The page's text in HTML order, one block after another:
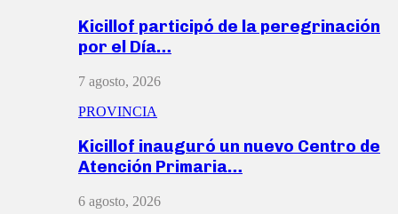
Kicillof participó de la peregrinación
por el Día…
7 agosto, 2026
PROVINCIA
Kicillof inauguró un nuevo Centro de
Atención Primaria…
6 agosto, 2026